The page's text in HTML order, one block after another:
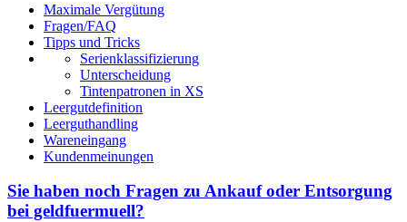
Maximale Vergütung
Fragen/FAQ
Tipps und Tricks
Serienklassifizierung
Unterscheidung
Tintenpatronen in XS
Leergutdefinition
Leerguthandling
Wareneingang
Kundenmeinungen
Sie haben noch Fragen zu Ankauf oder Entsorgung
bei geldfuermuell?